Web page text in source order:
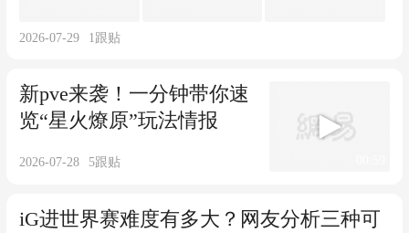
2026-07-29 1跟贴
新pve来袭！一分钟带你速
览“星火燎原”玩法情报
2026-07-28 5跟贴
iG进世界赛难度有多大？网友分析三种可